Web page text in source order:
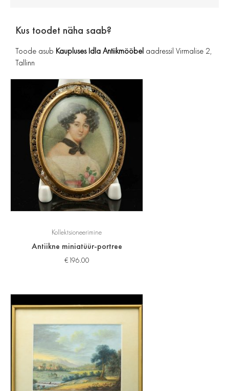
Kus toodet näha saab?
Toode asub Kaupluses Idla Antiikmööbel aadressil Virmalise 2,
Tallinn
Kollektsioneerimine
Antiikne miniatüür-portree
€196.00